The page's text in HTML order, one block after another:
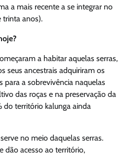
a mais recente a se integrar no
trinta anos).
a habitar aquelas serras,
seus ancestrais adquiriram os
para a sobrevivência naquelas
das roças e na preservação da
do território kalunga ainda
no meio daquelas serras.
dão acesso ao território,